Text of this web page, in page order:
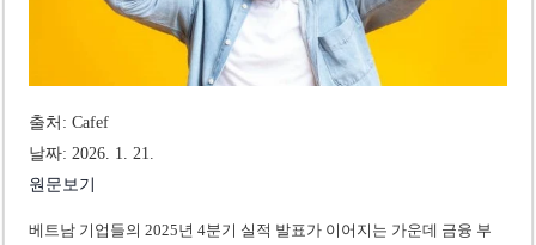
출처: Cafef
날짜: 2026. 1. 21.
원문보기
베트남 기업들의 2025년 4분기 실적 발표가 이어지는 가운데 금융 부